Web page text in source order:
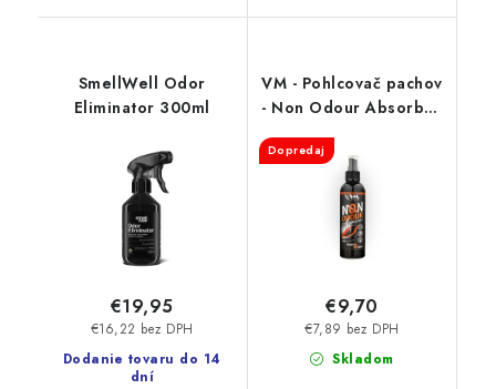
SmellWell Odor
Eliminator 300ml
Dodanie tovaru do 14
dní
€16,22 bez DPH
€19,95
VM - Pohlcovač pachov
- Non Odour Absorber
Dopredaj
Skladom
€7,89 bez DPH
€9,70